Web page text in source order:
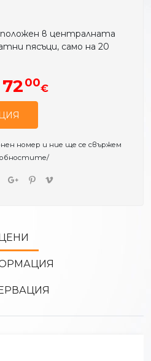
в централната
пясъци, само на 20
00€
номер и ние ще се свържем
ЦЕНИ